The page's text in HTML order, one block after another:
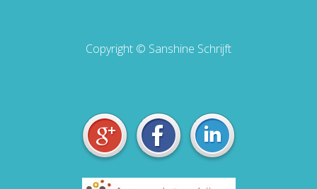
Copyright © Sanshine Schrijft